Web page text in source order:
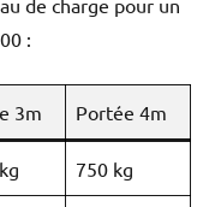
de charge pour un
:
3m Portée 4m
750 kg